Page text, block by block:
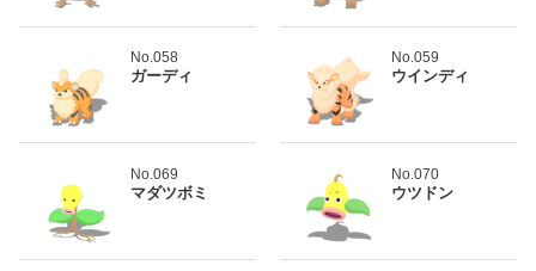
No.058
ガーディ
No.059
ウインディ
No.069
マダツボミ
No.070
ウツドン